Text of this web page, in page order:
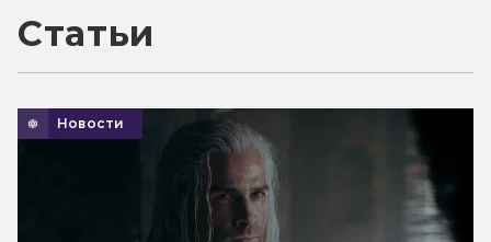
Статьи
Новости